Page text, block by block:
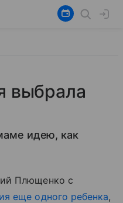
выбрала
идею, как
Плющенко с
еще одного ребенка,